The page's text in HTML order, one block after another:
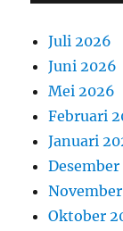
Juli 2026
Juni 2026
Mei 2026
Februari
Januari
Desember
Oktober